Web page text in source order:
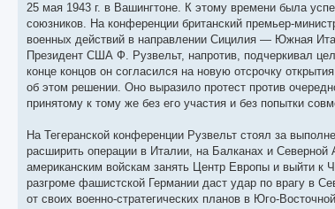
25 мая 1943 г. в Вашингтоне. К этому времени была
союзников. На конференции британский премьер-
военных действий в направлении Сицилия — Южная
Президент США Ф. Рузвельт, напротив, подчеркивал
конце концов он согласился на новую отсрочку
об этом решении. Оно выразило протест против
принятому к тому же без его участия и без попытки
На Тегеранской конференции Рузвельт стоял за
расширить операции в Италии, на Балканах и Северной
американским войскам занять Центр Европы и выйти к
разгроме фашистской Германии даст удар по врагу в
от своих военно-стратегических планов в Юго-